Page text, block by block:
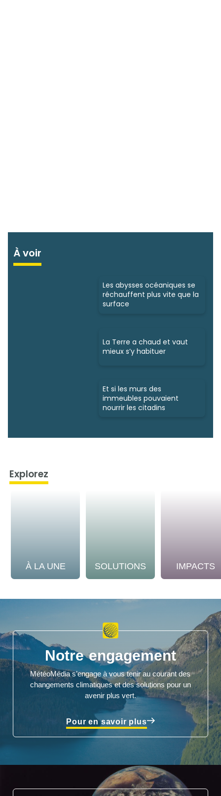
À voir
Les abysses océaniques se
réchauffent plus vite que la
surface
La Terre a chaud et vaut
mieux s’y habituer
Et si les murs des
immeubles pouvaient
nourrir les citadins
Explorez
À LA UNE SOLUTIONS IMPACTS
Notre engagement
MétéoMédia s’engage à vous tenir au courant des
changements climatiques et des solutions pour un
avenir plus vert.
Pour en savoir plus